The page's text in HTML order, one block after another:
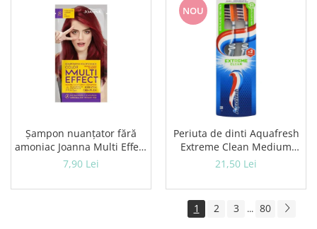
Șampon nuanțator fără
amoniac Joanna Multi Effect
05, Roșu Coacăză, 35 ml
7,90 Lei
NOU
Periuta de dinti Aquafresh
Extreme Clean Medium
Twin
21,50 Lei
1 2 3 ... 80